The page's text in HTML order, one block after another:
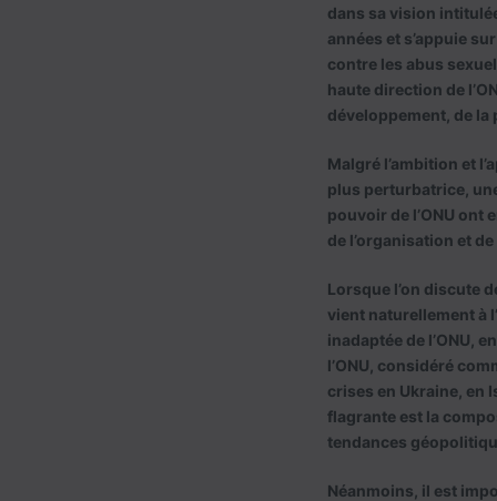
dans sa vision
années et s’appuie
contre les abus
haute direction de
développement, de la
Malgré l’ambition et
plus perturbatrice,
pouvoir de l’ONU
de l’organisation et
Lorsque l’on discute
vient naturellement à
inadaptée de l’ONU,
l’ONU, considéré
crises en Ukraine, en
flagrante est la
tendances
Néanmoins, il est